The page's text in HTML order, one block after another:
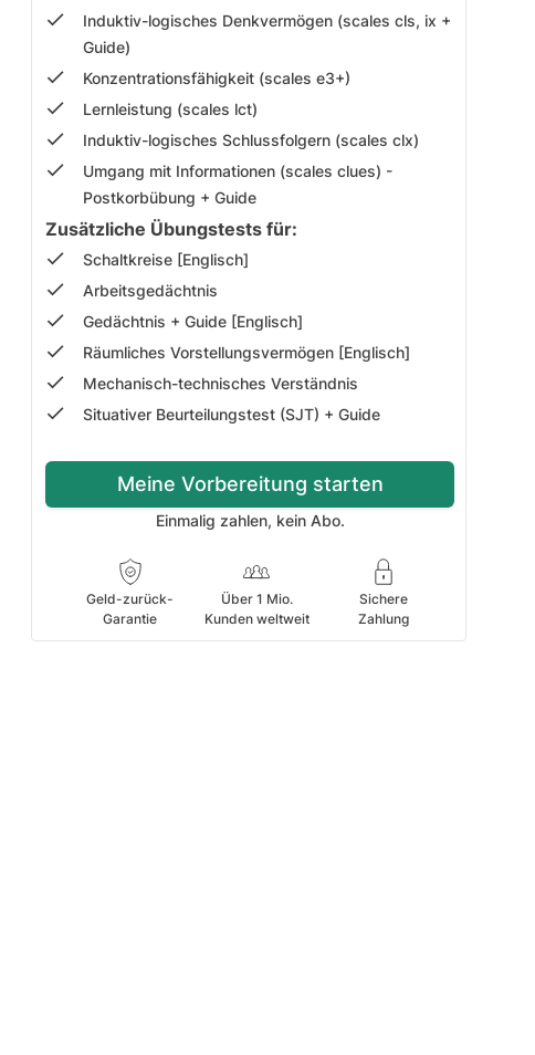
Induktiv-logisches Denkvermögen (scales cls, ix +
Guide)
Konzentrationsfähigkeit (scales e3+)
Lernleistung (scales lct)
Induktiv-logisches Schlussfolgern (scales clx)
Umgang mit Informationen (scales clues) -
Postkorbübung + Guide
Zusätzliche Übungstests für:
Schaltkreise [Englisch]
Arbeitsgedächtnis
Gedächtnis + Guide [Englisch]
Räumliches Vorstellungsvermögen [Englisch]
Mechanisch-technisches Verständnis
Situativer Beurteilungstest (SJT) + Guide
Meine Vorbereitung starten
Einmalig zahlen, kein Abo.
Geld-zurück-
Garantie
Über 1 Mio.
Kunden weltweit
Sichere
Zahlung